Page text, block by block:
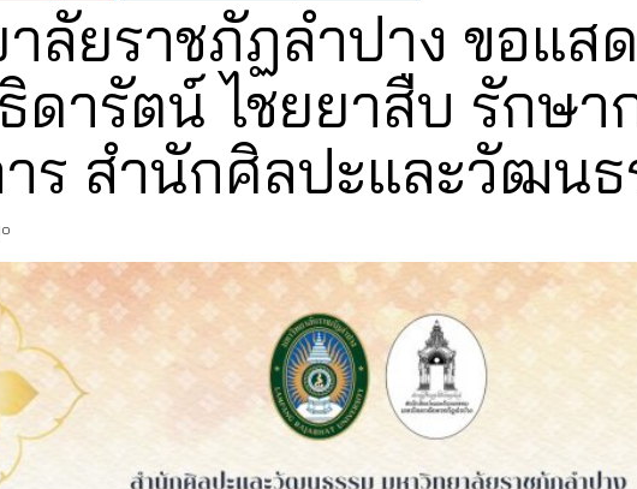
ลัยราชภัฏลำปาง ขอแส
ดารัตน์ ไชยยาสืบ รักษ
ร สำนักศิลปะและวัฒนธ